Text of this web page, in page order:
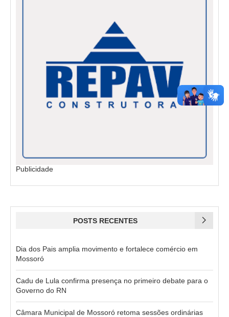
Publicidade
POSTS RECENTES
Dia dos Pais amplia movimento e fortalece comércio em
Mossoró
Cadu de Lula confirma presença no primeiro debate para o
Governo do RN
Câmara Municipal de Mossoró retoma sessões ordinárias